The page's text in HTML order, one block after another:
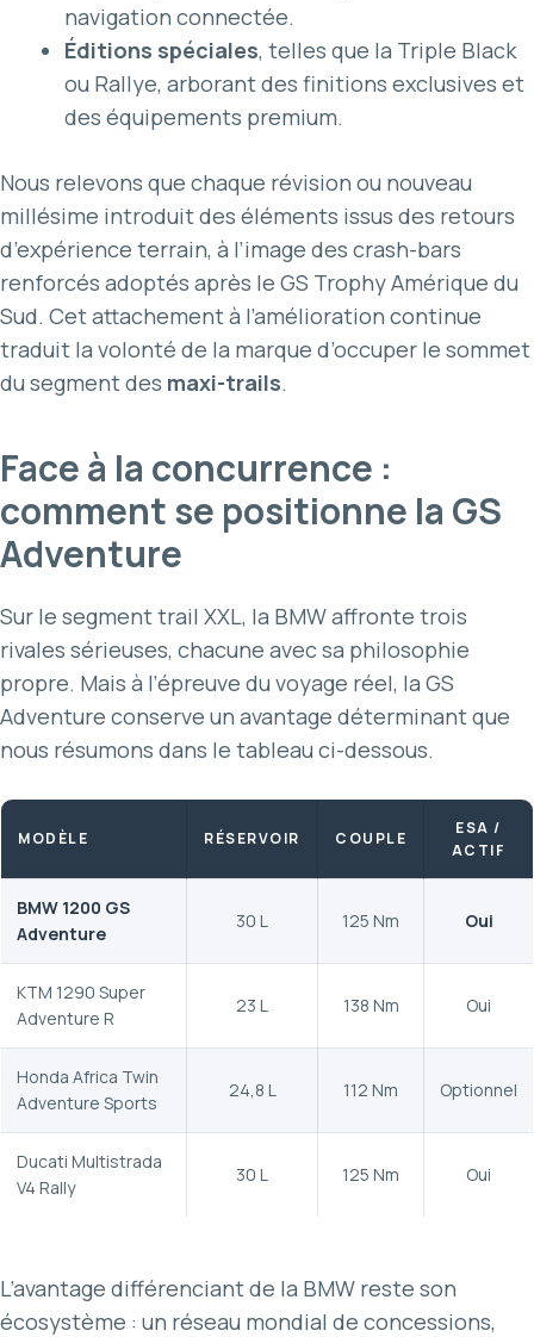
navigation connectée.
Éditions spéciales, telles que la Triple Black
ou Rallye, arborant des finitions exclusives et
des équipements premium.
Nous relevons que chaque révision ou nouveau
millésime introduit des éléments issus des retours
d’expérience terrain, à l’image des crash-bars
renforcés adoptés après le GS Trophy Amérique du
Sud. Cet attachement à l’amélioration continue
traduit la volonté de la marque d’occuper le sommet
du segment des maxi-trails.
Face à la concurrence :
comment se positionne la GS
Adventure
Sur le segment trail XXL, la BMW affronte trois
rivales sérieuses, chacune avec sa philosophie
propre. Mais à l’épreuve du voyage réel, la GS
Adventure conserve un avantage déterminant que
nous résumons dans le tableau ci-dessous.
MODÈLE RÉSERVOIR COUPLE
ESA /
ACTIF
BMW 1200 GS
Adventure
30 L 125 Nm Oui
KTM 1290 Super
Adventure R
23 L 138 Nm Oui
Honda Africa Twin
Adventure Sports
24,8 L 112 Nm Optionnel
Ducati Multistrada
V4 Rally
30 L 125 Nm Oui
L’avantage différenciant de la BMW reste son
écosystème : un réseau mondial de concessions,